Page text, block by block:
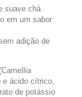
suave chá
em um sabor
adição de
e ácido cítrico,
de potássio